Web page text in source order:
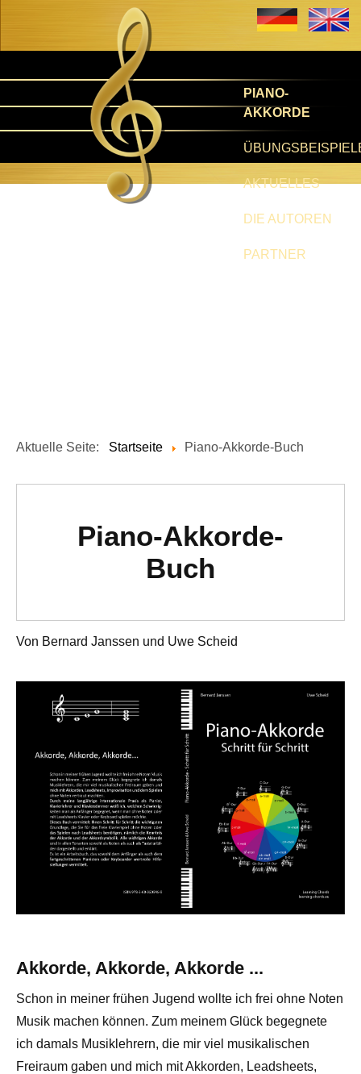
PIANO-
AKKORDE
AKTUELLES
DIE AUTOREN
PARTNER
Aktuelle Seite: Startseite Piano-Akkorde-Buch
Piano-Akkorde-
Buch
Von Bernard Janssen und Uwe Scheid
Akkorde, Akkorde, Akkorde ...
Schon in meiner frühen Jugend wollte ich frei ohne Noten
Musik machen können. Zum meinem Glück begegnete
ich damals Musiklehrern, die mir viel musikalischen
Freiraum gaben und mich mit Akkorden, Leadsheets,